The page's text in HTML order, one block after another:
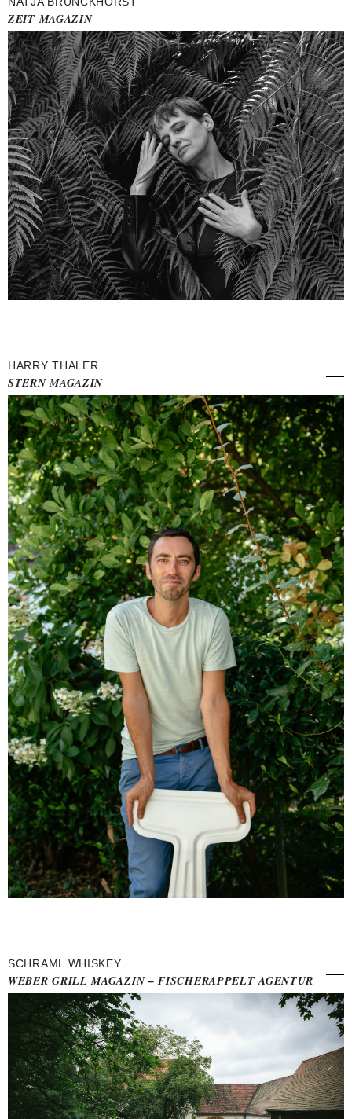
ZEIT MAGAZIN
HARRY THALER
STERN MAGAZIN
SCHRAML WHISKEY
WEBER GRILL MAGAZIN – FISCHERAPPELT AGENTUR